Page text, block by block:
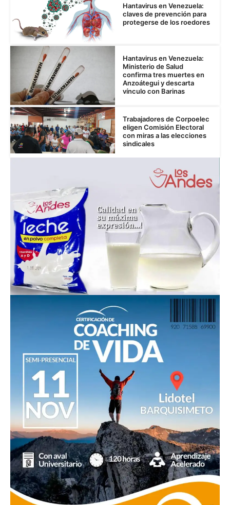
Hantavirus en Venezuela:
claves de prevención para
protegerse de los roedores
Hantavirus en Venezuela:
Ministerio de Salud
confirma tres muertes en
Anzoátegui y descarta
vínculo con Barinas
Trabajadores de Corpoelec
eligen Comisión Electoral
con miras a las elecciones
sindicales